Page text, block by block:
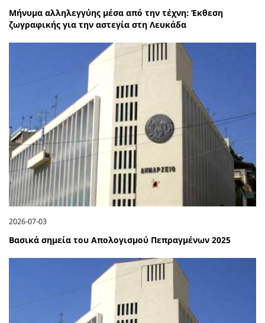
Μήνυμα αλληλεγγύης μέσα από την τέχνη: Έκθεση
ζωγραφικής για την αστεγία στη Λευκάδα
2026-07-03
Βασικά σημεία του Απολογισμού Πεπραγμένων 2025